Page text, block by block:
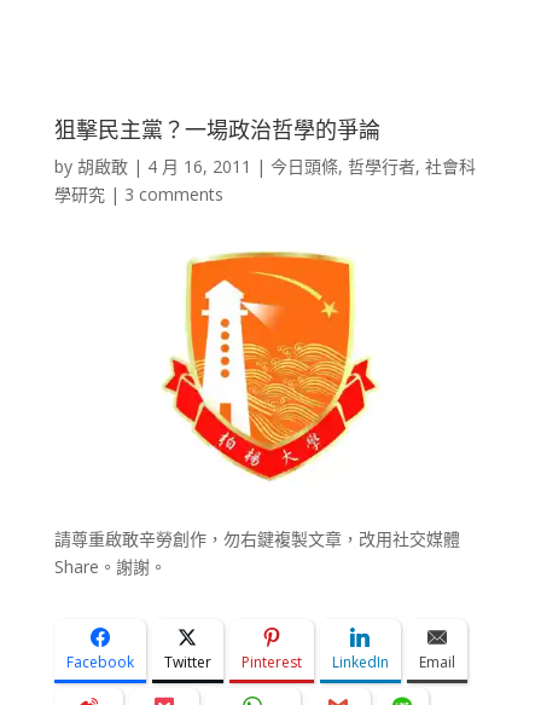
狙擊民主黨？一場政治哲學的爭論
by 胡啟敢| 4 月 16, 2011 | 今日頭條, 哲學行者, 社會科
學研究| 3 comments
請尊重啟敢辛勞創作，勿右鍵複製文章，改用社交媒體
Share。謝謝。
Facebook Twitter Pinterest LinkedIn Email